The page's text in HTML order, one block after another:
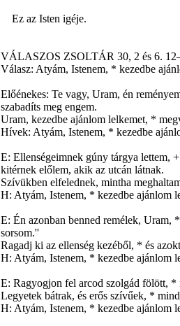
Ez az Isten igéje.
VÁLASZOS ZSOLTÁR 30, 2 és 6.
Válasz: Atyám, Istenem, * kezedbe
Előénekes: Te vagy, Uram, én
szabadíts meg engem.
Uram, kezedbe ajánlom lelkemet, *
Hívek: Atyám, Istenem, * kezedbe
E: Ellenségeimnek gúny tárgya lettem,
kitérnek előlem, akik az utcán látnak.
Szívükben elfelednek, mintha
H: Atyám, Istenem, * kezedbe ajánlom
E: Én azonban benned remélek, Uram,
sorsom.''
Ragadj ki az ellenség kezéből, * és
H: Atyám, Istenem, * kezedbe ajánlom
E: Ragyogjon fel arcod szolgád fölött, *
Legyetek bátrak, és erős szívűek, *
H: Atyám, Istenem, * kezedbe ajánlom